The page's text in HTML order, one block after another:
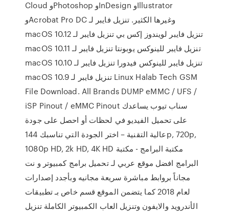
Cloud وPhotoshop وInDesign وIllustrator
وAcrobat Pro DC وغيرها الكثير. تنزيل فايبر لـ
macOS 10.12 تنزيل فايبر لويندوز إكس بي تنزيل فايبر لـ
macOS 10.11 تنزيل فايبر للينوكس يوبونتا تنزيل فايبر لـ
macOS 10.10 تنزيل فايبر للينوكس فيدورا تنزيل فايبر لـ
macOS 10.9 تنزيل فايبر لـ Linux Halab Tech GSM
File Download. All Brands DUMP eMMC / UFS /
iSP Pinout / eMMC Pinout سناب تيوب يساعدك
على تحميل الفيديو في لحظات أو احصل على جودة
عالية التقنية – اختر الجودة التي تناسبك 144p, 720p,
1080p HD, 2k HD, 4K HD مكتبة البرامج - مكتبة
البرامج افضل موقع عربي لـ تحميل برامج كمبيوتر و نت
مجاناً بروابط مباشرة سريعة مجانيه وبأجدد إصدارات
لعام 2018 كما يتضمن الموقع قسم خاص بـ تطبيقات
الأندرويد والايفون وتنزيل العاب الكمبيوتر الكاملة تنزيل